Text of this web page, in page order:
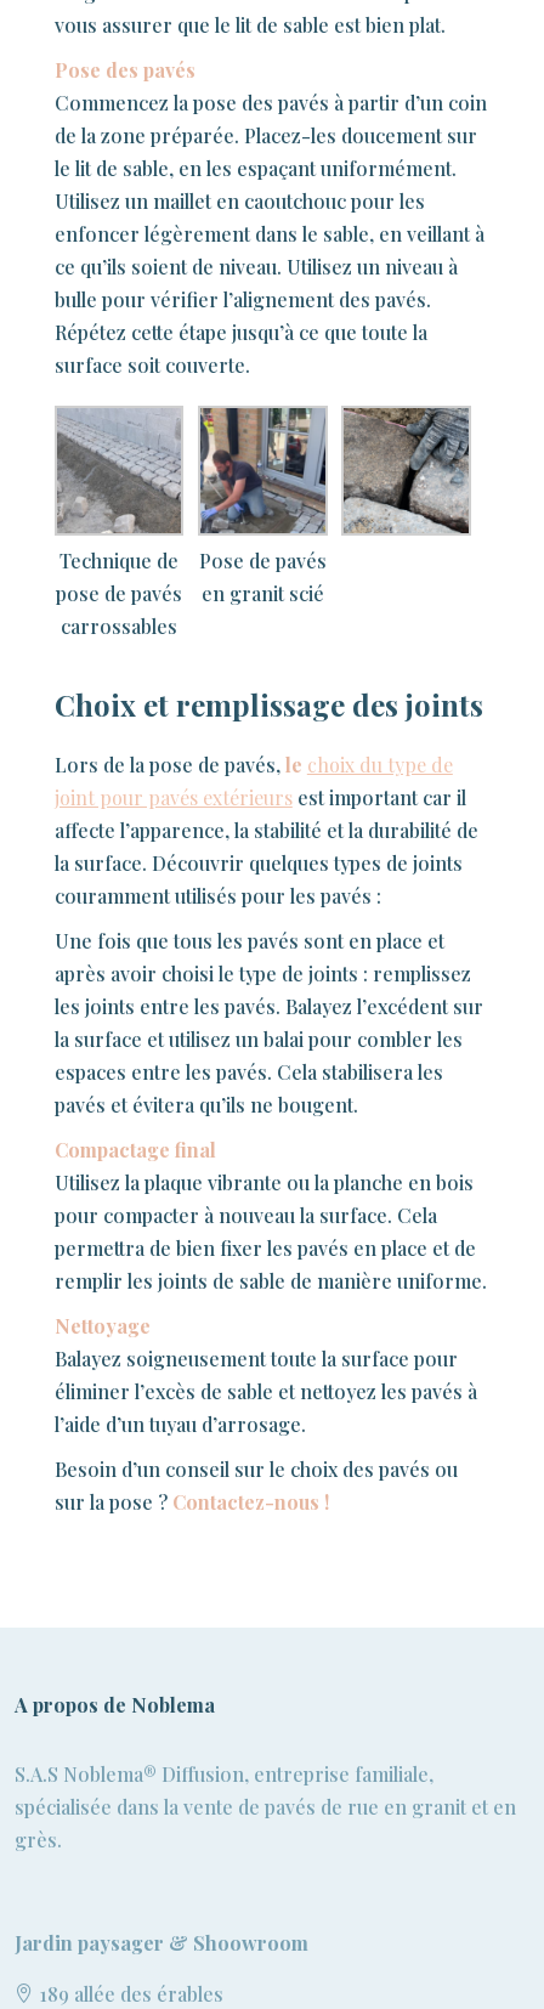
vous assurer que le lit de sable est bien plat.
Pose des pavés
Commencez la pose des pavés à partir d’un coin
de la zone préparée. Placez-les doucement sur
le lit de sable, en les espaçant uniformément.
Utilisez un maillet en caoutchouc pour les
enfoncer légèrement dans le sable, en veillant à
ce qu’ils soient de niveau. Utilisez un niveau à
bulle pour vérifier l’alignement des pavés.
Répétez cette étape jusqu’à ce que toute la
surface soit couverte.
Technique de
pose de pavés
carrossables
Pose de pavés
en granit scié
Choix et remplissage des joints
Lors de la pose de pavés,le choix du type de
joint pour pavés extérieursest important car il
affecte l’apparence, la stabilité et la durabilité de
la surface. Découvrir quelques types de joints
couramment utilisés pour les pavés :
Une fois que tous les pavés sont en place et
après avoir choisi le type de joints : remplissez
les joints entre les pavés. Balayez l’excédent sur
la surface et utilisez un balai pour combler les
espaces entre les pavés. Cela stabilisera les
pavés et évitera qu’ils ne bougent.
Compactage final
Utilisez la plaque vibrante ou la planche en bois
pour compacter à nouveau la surface. Cela
permettra de bien fixer les pavés en place et de
remplir les joints de sable de manière uniforme.
Nettoyage
Balayez soigneusement toute la surface pour
éliminer l’excès de sable et nettoyez les pavés à
l’aide d’un tuyau d’arrosage.
Besoin d’un conseil sur le choix des pavés ou
sur la pose ?Contactez-nous !
A propos de Noblema
S.A.S Noblema® Diffusion, entreprise familiale,
spécialisée dans la vente de pavés de rue en granit et en
grès.
Jardin paysager & Shoowroom
189 allée des érables